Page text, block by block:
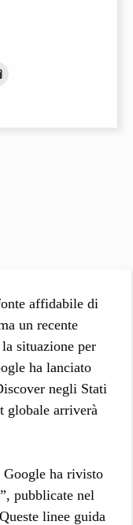
affidabile di
un recente
situazione per
ha lanciato
negli Stati
globale arriverà
Google ha rivisto
pubblicate nel
linee guida